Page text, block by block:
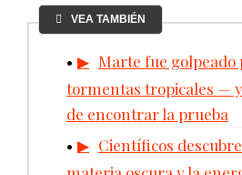
VEA TAMBIÉN
Marte fue golpeado
tormentas tropicales — y
de encontrar la prueba
Científicos